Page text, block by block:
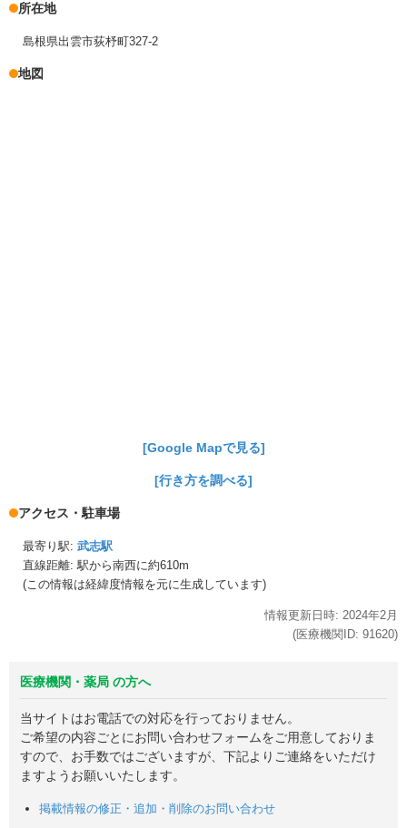
所在地
島根県出雲市荻杼町327-2
地図
[Google Mapで見る]
[行き方を調べる]
アクセス・駐車場
最寄り駅: 武志駅
直線距離: 駅から南西に約610m
(この情報は経緯度情報を元に生成しています)
情報更新日時: 2024年2月
(医療機関ID: 91620)
医療機関・薬局 の方へ
当サイトはお電話での対応を行っておりません。
ご希望の内容ごとにお問い合わせフォームをご用意しておりま
すので、お手数ではございますが、下記よりご連絡をいただけ
ますようお願いいたします。
掲載情報の修正・追加・削除のお問い合わせ